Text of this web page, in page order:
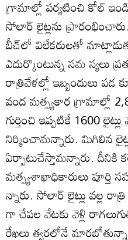
గ్రామాల్లో పర్యటించి కోల్‌
సోలార్‌ లైట్లను
బీచ్‌లో విలేకరులతో
ఎదుర్కొంటున్న సమ స్యలు
రాత్రివేళల్లో ఇబ్బందులు
వంద మత్స్యకార గ్రామాల్లో
గుర్తించి ఇప్పటికే 1600
నిర్మించామన్నారు. మిగిలిన
ఏర్పాటుచేస్తామన్నారు. దీనికి
మత్స్యశాఖాధికారులు
న్నారు. సోలార్‌ లైట్లు వల్ల
గా చేపల వేటకు వెళ్లి
రేఖలు త్వరలోనే